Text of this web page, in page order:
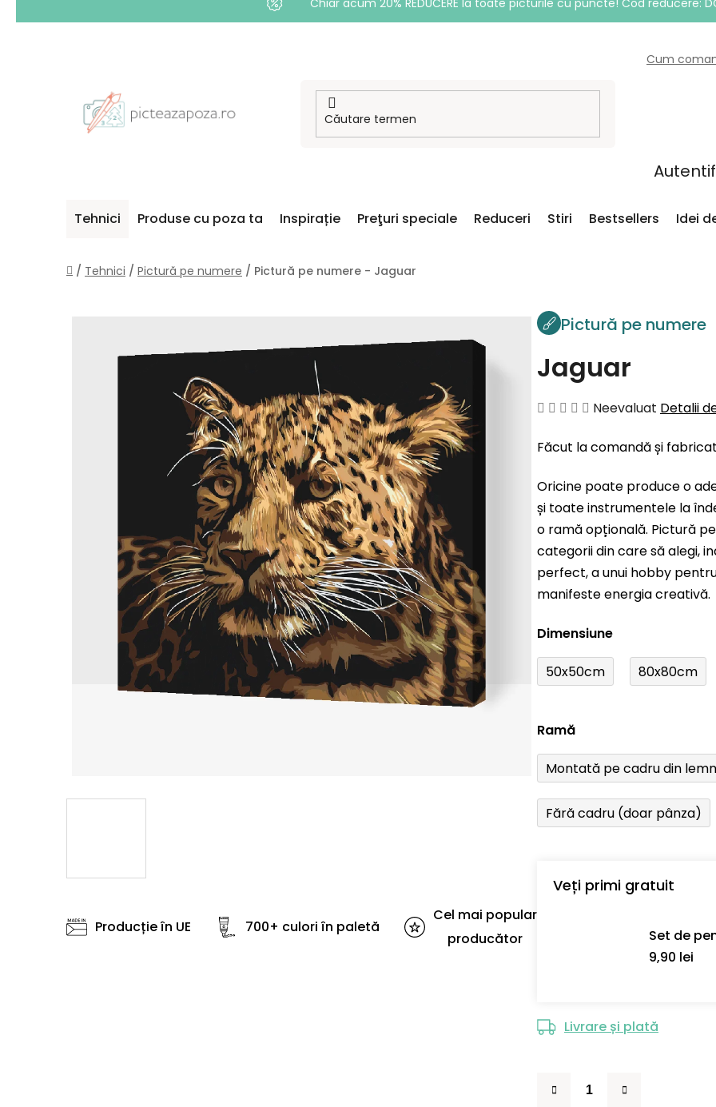
Chiar acum 20% REDUCERE la toate picturile cu puncte! Cod reducere:
Cum
Tehnici Produse cu poza ta Inspirație Preţuri speciale Reduceri Stiri Bestsellers Idei
Acasă
/ Tehnici / Pictură pe numere / Pictură pe numere - Jaguar
Pictură pe numere
Jaguar
Evaluarea
a
este
0,0
din
5
stele.
Neevaluat Detalii
Făcut la comandă și
Oricine poate produce o
și toate instrumentele la
o ramă opțională. Pictură
categorii din care să alegi,
perfect, a unui hobby
manifeste energia creativă.
Dimensiune
50x50cm 80x80cm
Ramă
Montată pe cadru din
Fără cadru (doar pânza)
Veți primi gratuit
Set de
9,90 lei
Livrare și plată
Producție în UE 700+ culori în paletă
Cel mai popular
producător